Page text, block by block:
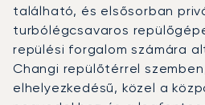
található, és elsősorban
turbólégcsavaros
repülési forgalom számára
Changi repülőtérrel
elhelyezkedésű, közel a